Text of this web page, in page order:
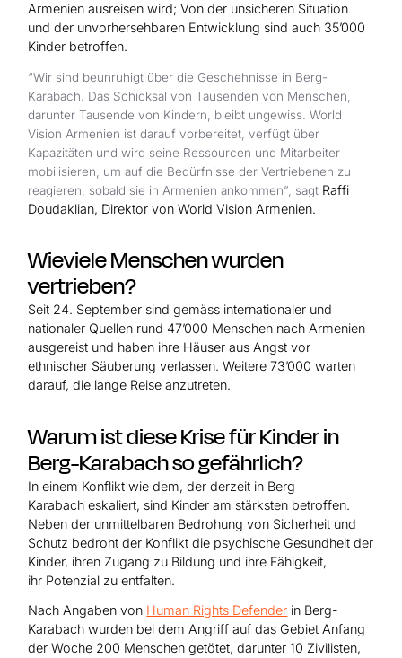
Armenien ausreisen wird; Von der unsicheren Situation
und der unvorhersehbaren Entwicklung sind auch 35’000
Kinder betroffen.
“Wir sind beunruhigt über die Geschehnisse in Berg-
Karabach. Das Schicksal von Tausenden von Menschen,
darunter Tausende von Kindern, bleibt ungewiss. World
Vision Armenien ist darauf vorbereitet, verfügt über
Kapazitäten und wird seine Ressourcen und Mitarbeiter
mobilisieren, um auf die Bedürfnisse der Vertriebenen zu
reagieren, sobald sie in Armenien ankommen”, sagt Raffi
Doudaklian, Direktor von World Vision Armenien.
Wieviele Menschen wurden
vertrieben?
Seit 24. September sind gemäss internationaler und
nationaler Quellen rund 47’000 Menschen nach Armenien
ausgereist und haben ihre Häuser aus Angst vor
ethnischer Säuberung verlassen. Weitere 73’000 warten
darauf, die lange Reise anzutreten.
Warum ist diese Krise für Kinder in
Berg-Karabach so gefährlich?
In einem Konflikt wie dem, der derzeit in Berg-
Karabach eskaliert, sind Kinder am stärksten betroffen.
Neben der unmittelbaren Bedrohung von Sicherheit und
Schutz bedroht der Konflikt die psychische Gesundheit der
Kinder, ihren Zugang zu Bildung und ihre Fähigkeit,
ihr Potenzial zu entfalten.
Nach Angaben von Human Rights Defender in Berg-
Karabach wurden bei dem Angriff auf das Gebiet Anfang
der Woche 200 Menschen getötet, darunter 10 Zivilisten,